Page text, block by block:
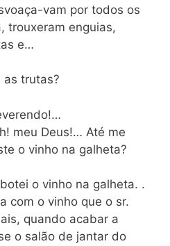
vam por todos os
trouxeram enguias,
e…
trutas?
meu Deus!… Até me
o vinho na galheta?
o vinho na galheta. .
com o vinho que o sr.
quando acabar a
o salão de jantar do